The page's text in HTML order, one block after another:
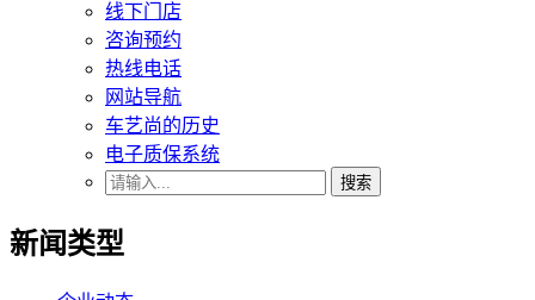
线下门店
咨询预约
热线电话
网站导航
车艺尚的历史
电子质保系统
搜索
新闻类型